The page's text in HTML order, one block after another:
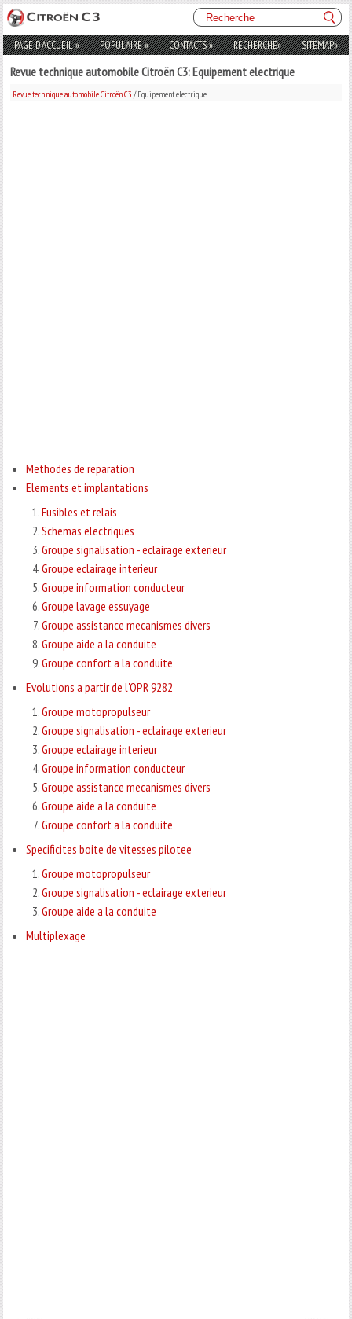
PAGE D'ACCUEIL» POPULAIRE» CONTACTS» RECHERCHE» SITEMAP»
Revue technique automobile Citroën C3: Equipement electrique
Revue technique automobile Citroën C3 / Equipement electrique
Methodes de reparation
Elements et implantations
Fusibles et relais
Schemas electriques
Groupe signalisation - eclairage exterieur
Groupe eclairage interieur
Groupe information conducteur
Groupe lavage essuyage
Groupe assistance mecanismes divers
Groupe aide a la conduite
Groupe confort a la conduite
Evolutions a partir de l'OPR 9282
Groupe motopropulseur
Groupe signalisation - eclairage exterieur
Groupe eclairage interieur
Groupe information conducteur
Groupe assistance mecanismes divers
Groupe aide a la conduite
Groupe confort a la conduite
Specificites boite de vitesses pilotee
Groupe motopropulseur
Groupe signalisation - eclairage exterieur
Groupe aide a la conduite
Multiplexage